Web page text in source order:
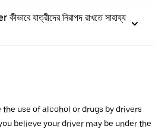
যাত্রীদের নিরাপদ রাখতে সাহায্য
use of alcohol or drugs by drivers
believe your driver may be under the